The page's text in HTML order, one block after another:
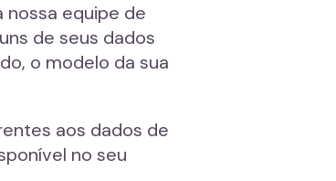
equipe de
de seus dados
o modelo da sua
aos dados de
no seu